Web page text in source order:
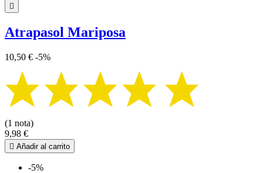

Atrapasol Mariposa
10,50 € -5%
(1 nota)
9,98 €
 Añadir al carrito
-5%